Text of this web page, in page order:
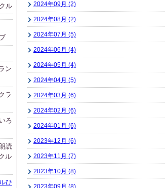
ル
ン
ラ
ろ
読
ル
ひ
2024年09月 (2)
2024年08月 (2)
2024年07月 (5)
2024年06月 (4)
2024年05月 (4)
2024年04月 (5)
2024年03月 (6)
2024年02月 (6)
2024年01月 (6)
2023年12月 (6)
2023年11月 (7)
2023年10月 (8)
2023年09月 (8)